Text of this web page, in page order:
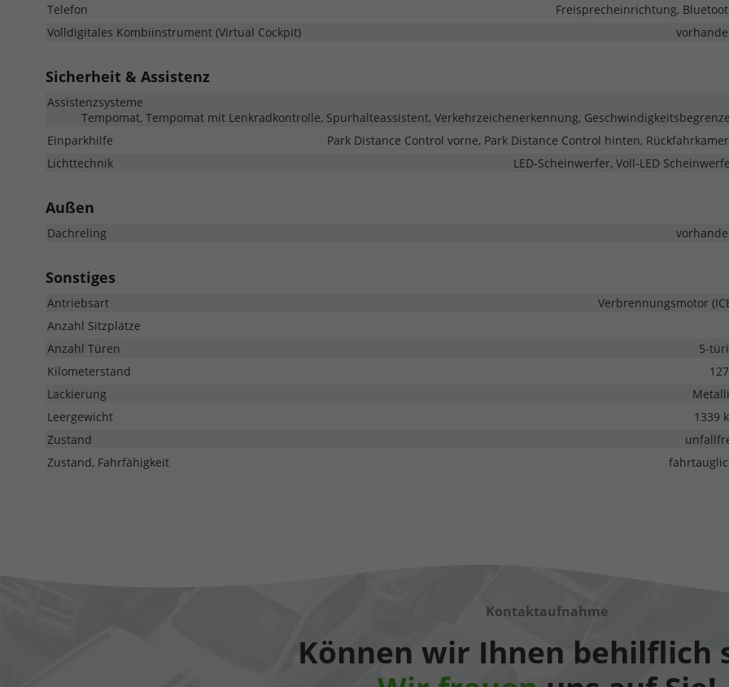
Telefon
Freisprecheinrichtung,
Volldigitales Kombiinstrument (Virtual Cockpit)
Sicherheit & Assistenz
Assistenzsysteme
Tempomat, Tempomat mit Lenkradkontrolle, Spurhalteassistent, Verkehrzeichenerkennung,
Einparkhilfe
Park Distance Control vorne, Park Distance Control hinten,
Lichttechnik
LED-Scheinwerfer, Voll-LED
Außen
Dachreling
Sonstiges
Antriebsart
Verbrennungsmotor
Anzahl Sitzplätze
Anzahl Türen
5-
Kilometerstand
Lackierung
Leergewicht
1339
Zustand
Zustand, Fahrfähigkeit
Kontaktaufnahme
Können wir Ihnen behilflich